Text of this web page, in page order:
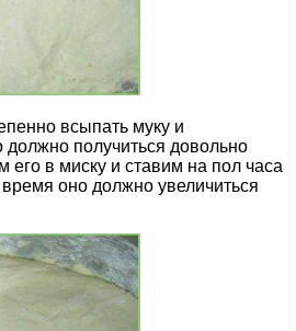
всыпать муку и
получиться довольно
в миску и ставим на пол часа
оно должно увеличиться